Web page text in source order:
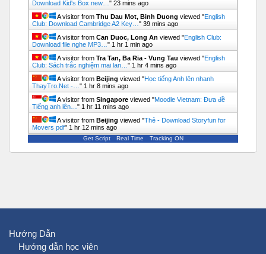
Download Kid's Box new… " 23 mins ago
A visitor from Thu Dau Mot, Binh Duong viewed "English
Club: Download Cambridge A2 Key… " 39 mins ago
A visitor from Can Duoc, Long An viewed "English Club:
Download file nghe MP3… " 1 hr 1 min ago
A visitor from Tra Tan, Ba Ria - Vung Tau viewed "English
Club: Sách trắc nghiệm mai lan… " 1 hr 4 mins ago
A visitor from Beijing viewed "Học tiếng Anh lên nhanh
ThayTro.Net -… " 1 hr 8 mins ago
A visitor from Singapore viewed "Moodle Vietnam: Đưa đề
Tiếng anh lên… " 1 hr 11 mins ago
A visitor from Beijing viewed "Thẻ - Download Storyfun for
Movers pdf" 1 hr 12 mins ago
Get Script Real Time Tracking ON
Hướng Dẫn
Hướng dẫn học viên